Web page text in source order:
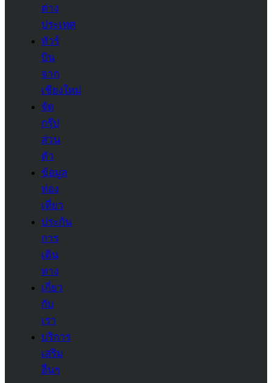
ต่าง
ประเทศ
ทัวร์
บิน
จาก
เชียงใหม่
จัด
กรุ๊ป
ส่วน
ตัว
ข้อมูล
ท่อง
เที่ยว
ประกัน
การ
เดิน
ทาง
เกี่ยว
กับ
เรา
บริการ
เสริม
อื่นๆ